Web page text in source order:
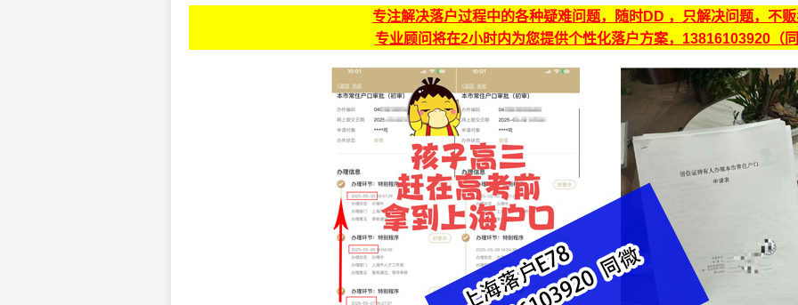
专注解决落户过程中的各种疑难问题，随时DD ，只解决问题，不
专业顾问将在2小时内为您提供个性化落户方案，13816103920（